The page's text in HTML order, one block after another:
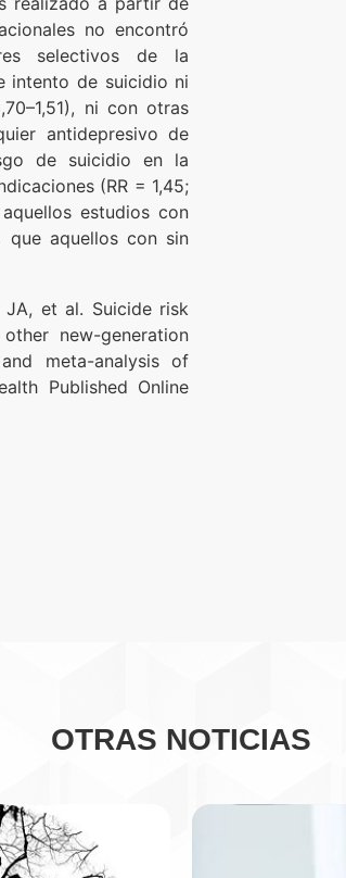
no encontró
selectivos de la
intento de suicidio ni
ni con otras
antidepresivo de
de suicidio en la
(RR = 1,45;
estudios con
que aquellos con sin
JA, et al. Suicide risk
new-generation
meta-analysis of
Published Online
OTRAS NOTICIAS